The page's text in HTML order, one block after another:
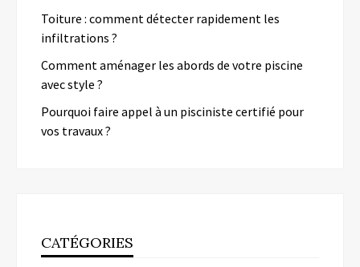
Toiture : comment détecter rapidement les
infiltrations ?
Comment aménager les abords de votre piscine
avec style ?
Pourquoi faire appel à un pisciniste certifié pour
vos travaux ?
CATÉGORIES